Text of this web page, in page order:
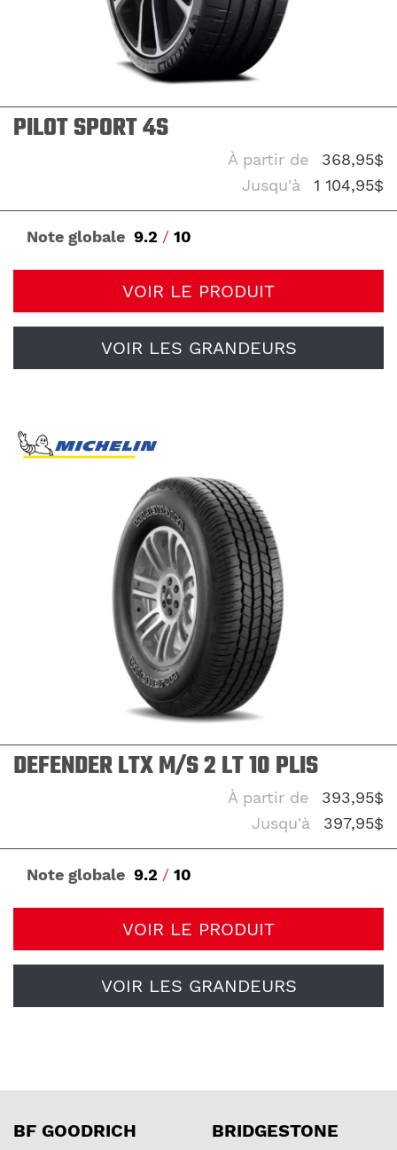
PILOT SPORT 4S
À partir de
368,95$
Jusqu'à
1 104,95$
Note globale 9.2 / 10
VOIR LE PRODUIT
VOIR LES GRANDEURS
DEFENDER LTX M/S 2 LT 10 PLIS
À partir de
393,95$
Jusqu'à
397,95$
Note globale 9.2 / 10
VOIR LE PRODUIT
VOIR LES GRANDEURS
BF GOODRICH BRIDGESTONE